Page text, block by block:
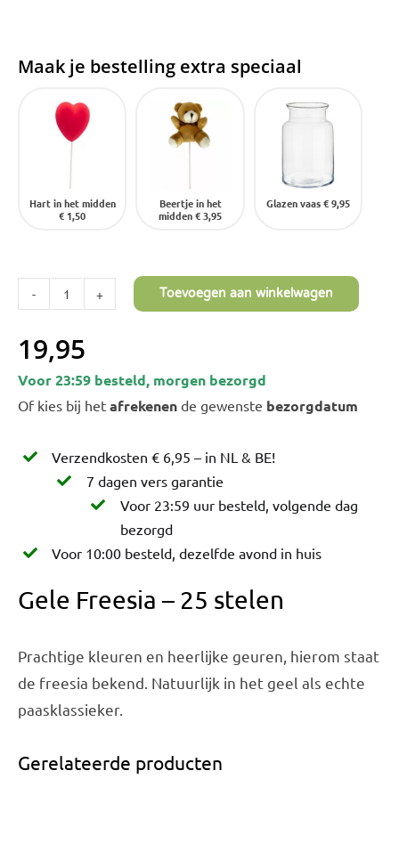
Maak je bestelling extra speciaal
Hart in het midden
€ 1,50
Beertje in het
midden€ 3,95
Glazen vaas€ 9,95
Gele
-
25
stelen
Toevoegen aan winkelwagen
19,95
Voor 23:59 besteld, morgen bezorgd
Of kies bij het afrekenende gewenste bezorgdatum
Verzendkosten € 6,95 – in NL & BE!
7 dagen vers garantie
Voor 23:59 uur besteld, volgende dag
bezorgd
Voor 10:00 besteld, dezelfde avond in huis
Gele Freesia – 25 stelen
Prachtige kleuren en heerlijke geuren, hierom staat
de freesia bekend. Natuurlijk in het geel als echte
paasklassieker.
Gerelateerde producten